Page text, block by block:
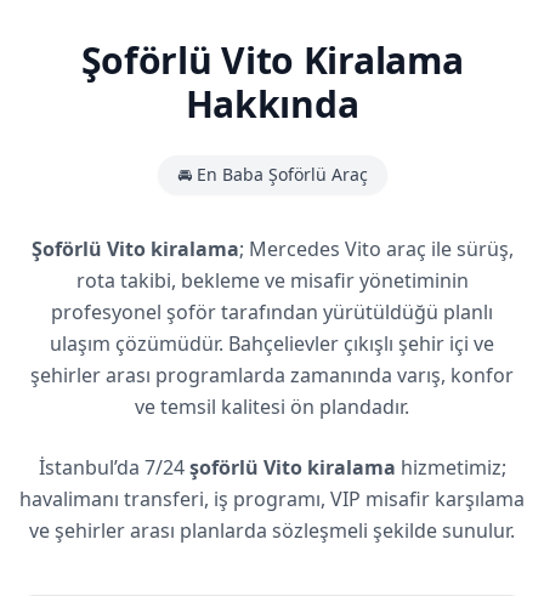
Şoförlü Vito Kiralama
Hakkında
🚘 En Baba Şoförlü Araç
Şoförlü Vito kiralama; Mercedes Vito araç ile sürüş,
rota takibi, bekleme ve misafir yönetiminin
profesyonel şoför tarafından yürütüldüğü planlı
ulaşım çözümüdür. Bahçelievler çıkışlı şehir içi ve
şehirler arası programlarda zamanında varış, konfor
ve temsil kalitesi ön plandadır.
İstanbul’da 7/24şoförlü Vito kiralama hizmetimiz;
havalimanı transferi, iş programı, VIP misafir karşılama
ve şehirler arası planlarda sözleşmeli şekilde sunulur.